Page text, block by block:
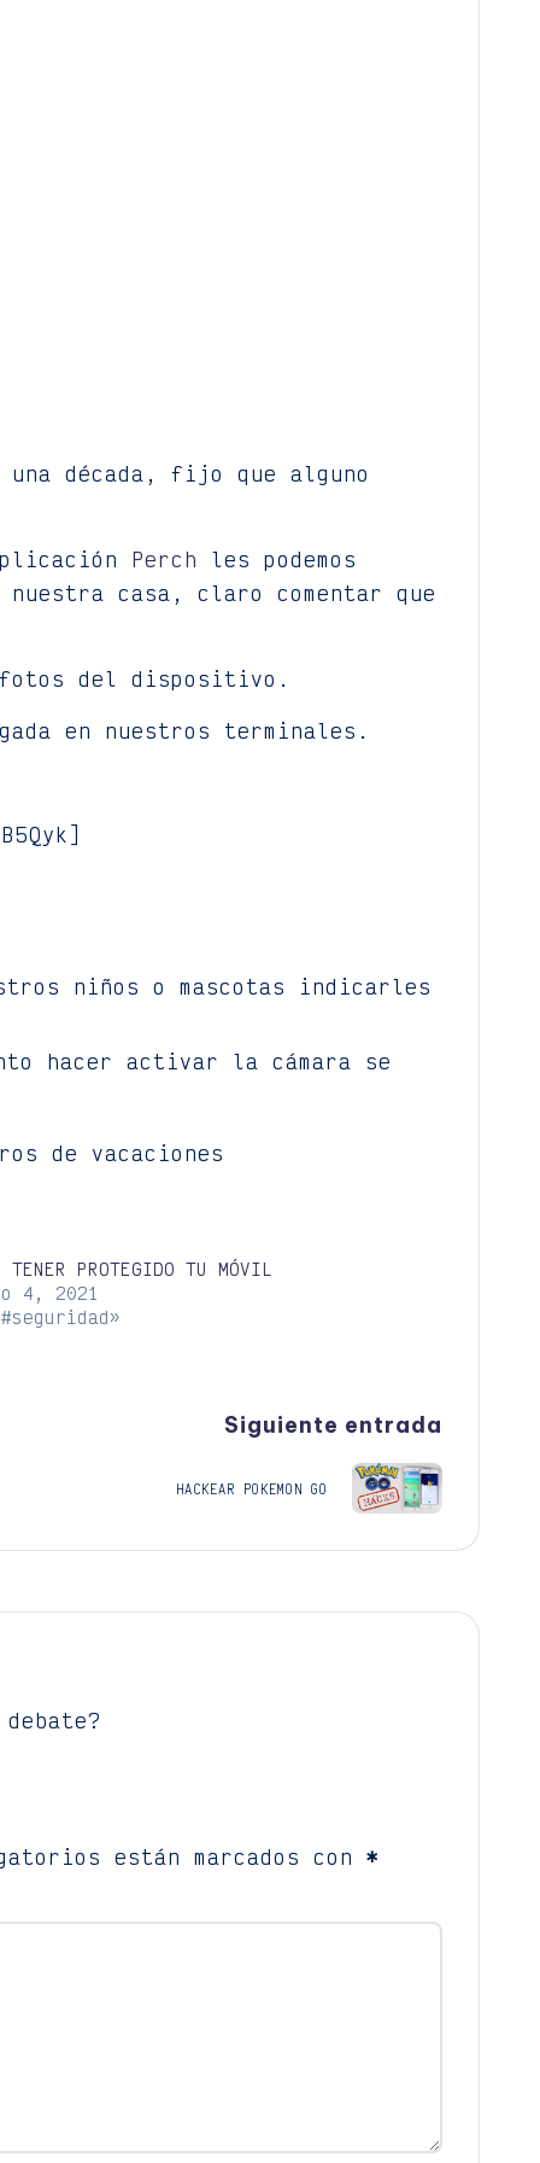
década, fijo que alguno
Perch les podemos
casa, claro comentar que
del dispositivo.
en nuestros terminales.
niños o mascotas indicarles
hacer activar la cámara se
de vacaciones
TENER PROTEGIDO TU MÓVIL
4, 2021
Siguiente entrada
HACKEAR POKEMON GO
están marcados con *